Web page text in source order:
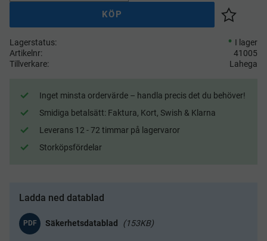
KÖP
Lägg till
Lagerstatus
I lager
Artikelnr
41005
Tillverkare
Lahega
Inget minsta ordervärde – handla precis det du behöver!
Smidiga betalsätt: Faktura, Kort, Swish & Klarna
Leverans 12 - 72 timmar på lagervaror
Storköpsfördelar
Ladda ned datablad
PDF 153KB